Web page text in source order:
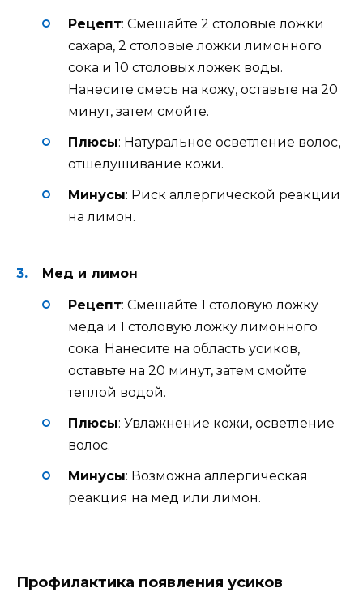
Рецепт: Смешайте 2 столовые ложки
сахара, 2 столовые ложки лимонного
сока и 10 столовых ложек воды.
Нанесите смесь на кожу, оставьте на 20
минут, затем смойте.
Плюсы: Натуральное осветление волос,
отшелушивание кожи.
Минусы: Риск аллергической реакции
на лимон.
Мед и лимон
Рецепт: Смешайте 1 столовую ложку
меда и 1 столовую ложку лимонного
сока. Нанесите на область усиков,
оставьте на 20 минут, затем смойте
теплой водой.
Плюсы: Увлажнение кожи, осветление
волос.
Минусы: Возможна аллергическая
реакция на мед или лимон.
Профилактика появления усиков